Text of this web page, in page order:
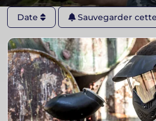
Date Sauvegarder